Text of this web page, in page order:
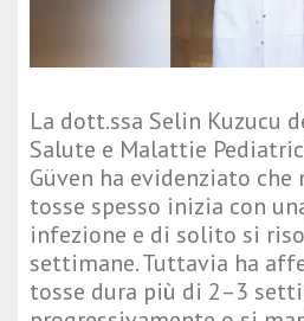
La dott.ssa Selin Kuzucu
Salute e Malattie
Güven ha evidenziato
tosse spesso inizia con
infezione e di solito si
settimane. Tuttavia ha
tosse dura più di 2–3